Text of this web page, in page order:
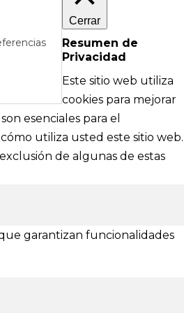
e información técnica sobre
Privacidad
Cerrar
Resumen de
Privacidad
Este sitio web utiliza
cookies para mejorar
esenciales para el
utiliza usted este sitio web.
de algunas de estas
garantizan funcionalidades